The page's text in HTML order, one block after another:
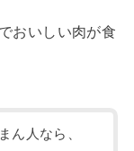
おいしい肉が食
ん人なら、